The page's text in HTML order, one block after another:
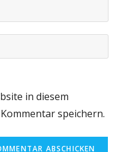
in diesem
speichern.